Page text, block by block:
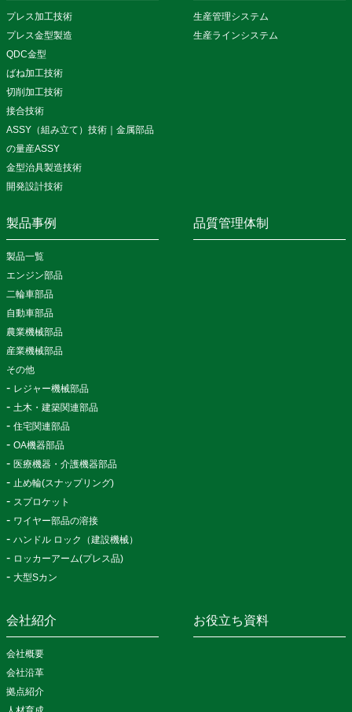
プレス加工技術
プレス金型製造
QDC金型
ばね加工技術
切削加工技術
接合技術
ASSY（組み立て）技術｜金属部品
の量産ASSY
金型治具製造技術
開発設計技術
生産管理システム
生産ラインシステム
製品事例
製品一覧
エンジン部品
二輪車部品
自動車部品
農業機械部品
産業機械部品
その他
レジャー機械部品
土木・建築関連部品
住宅関連部品
OA機器部品
医療機器・介護機器部品
止め輪(スナップリング)
スプロケット
ワイヤー部品の溶接
ハンドル ロック（建設機械）
ロッカーアーム(プレス品)
大型Sカン
品質管理体制
会社紹介
会社概要
会社沿革
拠点紹介
お役立ち資料